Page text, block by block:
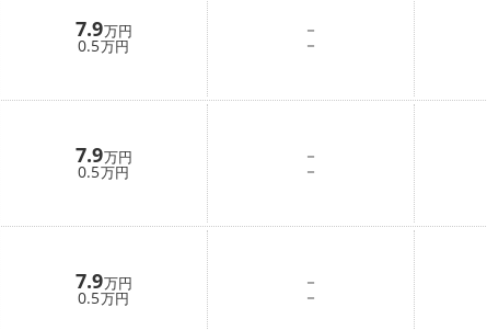
7.9万円
0.5万円
－
－
7.9万円
0.5万円
－
－
7.9万円
0.5万円
－
－